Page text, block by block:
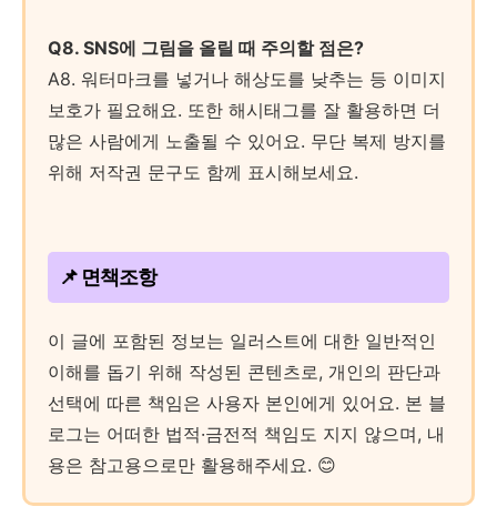
Q8. SNS에 그림을 올릴 때 주의할 점은?
A8. 워터마크를 넣거나 해상도를 낮추는 등 이미지
보호가 필요해요. 또한 해시태그를 잘 활용하면 더
많은 사람에게 노출될 수 있어요. 무단 복제 방지를
위해 저작권 문구도 함께 표시해보세요.
📌 면책조항
이 글에 포함된 정보는 일러스트에 대한 일반적인
이해를 돕기 위해 작성된 콘텐츠로, 개인의 판단과
선택에 따른 책임은 사용자 본인에게 있어요. 본 블
로그는 어떠한 법적·금전적 책임도 지지 않으며, 내
용은 참고용으로만 활용해주세요. 😊